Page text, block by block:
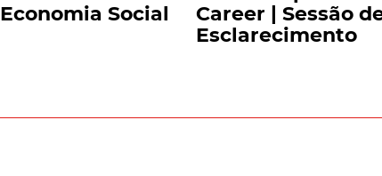
Economia Social
Career | Sessão
Esclarecimento